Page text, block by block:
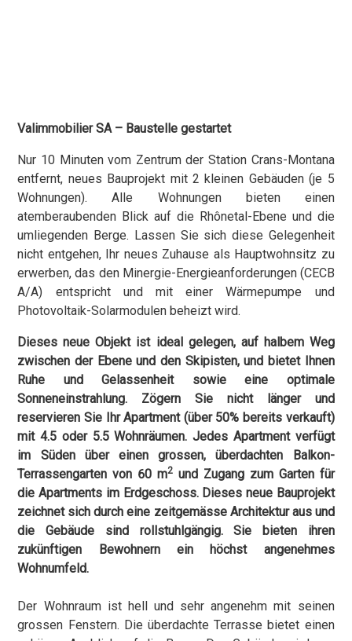
Valimmobilier SA – Baustelle gestartet
Nur 10 Minuten vom Zentrum der Station Crans-Montana
entfernt, neues Bauprojekt mit 2 kleinen Gebäuden (je 5
Wohnungen). Alle Wohnungen bieten einen
atemberaubenden Blick auf die Rhônetal-Ebene und die
umliegenden Berge. Lassen Sie sich diese Gelegenheit
nicht entgehen, Ihr neues Zuhause als Hauptwohnsitz zu
erwerben, das den Minergie-Energieanforderungen (CECB
A/A) entspricht und mit einer Wärmepumpe und
Photovoltaik-Solarmodulen beheizt wird.
Dieses neue Objekt ist ideal gelegen, auf halbem Weg
zwischen der Ebene und den Skipisten, und bietet Ihnen
Ruhe und Gelassenheit sowie eine optimale
Sonneneinstrahlung. Zögern Sie nicht länger und
reservieren Sie Ihr Apartment (über 50% bereits verkauft)
mit 4.5 oder 5.5 Wohnräumen. Jedes Apartment verfügt
im Süden über einen grossen, überdachten Balkon-
Terrassengarten von 60 m2 und Zugang zum Garten für
die Apartments im Erdgeschoss. Dieses neue Bauprojekt
zeichnet sich durch eine zeitgemässe Architektur aus und
die Gebäude sind rollstuhlgängig. Sie bieten ihren
zukünftigen Bewohnern ein höchst angenehmes
Wohnumfeld.
Der Wohnraum ist hell und sehr angenehm mit seinen
grossen Fenstern. Die überdachte Terrasse bietet einen